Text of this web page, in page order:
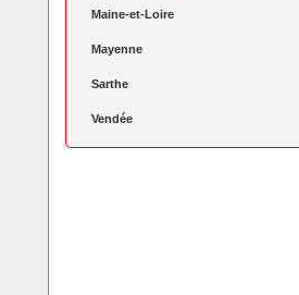
Maine-et-Loire
Mayenne
Sarthe
Vendée